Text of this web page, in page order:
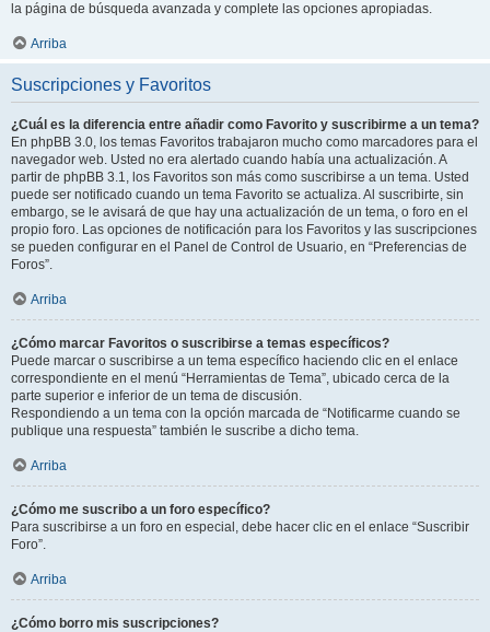
la página de búsqueda avanzada y complete las opciones apropiadas.
Arriba
Suscripciones y Favoritos
¿Cuál es la diferencia entre añadir como Favorito y suscribirme a un tema?
En phpBB 3.0, los temas Favoritos trabajaron mucho como marcadores para el
navegador web. Usted no era alertado cuando había una actualización. A
partir de phpBB 3.1, los Favoritos son más como suscribirse a un tema. Usted
puede ser notificado cuando un tema Favorito se actualiza. Al suscribirte, sin
embargo, se le avisará de que hay una actualización de un tema, o foro en el
propio foro. Las opciones de notificación para los Favoritos y las suscripciones
se pueden configurar en el Panel de Control de Usuario, en “Preferencias de
Foros”.
Arriba
¿Cómo marcar Favoritos o suscribirse a temas específicos?
Puede marcar o suscribirse a un tema específico haciendo clic en el enlace
correspondiente en el menú “Herramientas de Tema”, ubicado cerca de la
parte superior e inferior de un tema de discusión.
Respondiendo a un tema con la opción marcada de “Notificarme cuando se
publique una respuesta” también le suscribe a dicho tema.
Arriba
¿Cómo me suscribo a un foro específico?
Para suscribirse a un foro en especial, debe hacer clic en el enlace “Suscribir
Foro”.
Arriba
¿Cómo borro mis suscripciones?